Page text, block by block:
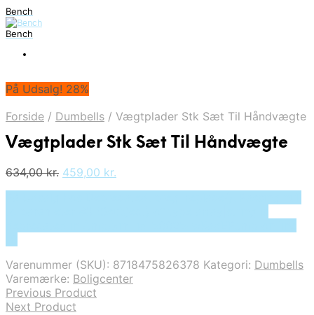
Bench
Bench
På Udsalg! 28%
Forside / Dumbells / Vægtplader Stk Sæt Til Håndvægte
Vægtplader Stk Sæt Til Håndvægte
634,00kr. Den
459,00 kr.
Varenummer (SKU): 8718475826378 Kategori: Dumbells
Varemærke: Boligcenter
Previous Product
Next Product